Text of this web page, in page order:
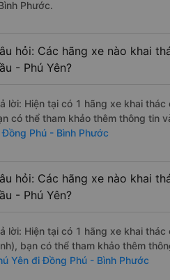
Phước.
hỏi: Các hãng xe nào khai
- Phú Yên?
lời: Hiện tại có 1 hãng xe khai
có thể tham khảo thêm thông tin
Phú - Bình Phước
hỏi: Các hãng xe nào khai
- Phú Yên?
lời: Hiện tại có 1 hãng xe khai
bạn có thể tham khảo thêm
Yên đi Đồng Phú - Bình Phước